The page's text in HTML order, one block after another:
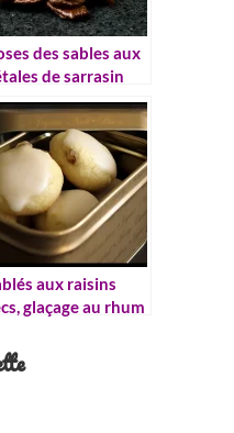
des sables aux
de sarrasin
aux raisins
glaçage au rhum